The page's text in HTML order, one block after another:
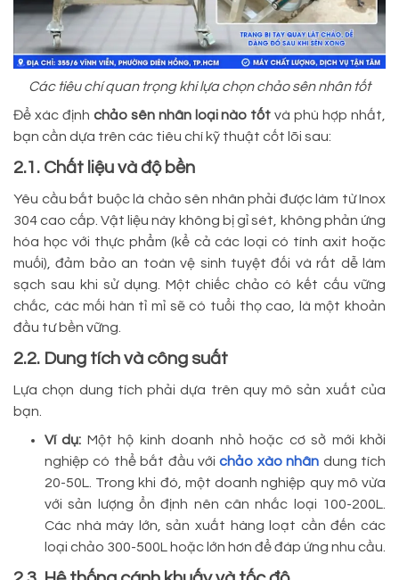
Các tiêu chí quan trọng khi lựa chọn chảo sên nhân tốt
Để xác định chảo sên nhân loại nào tốt và phù hợp nhất,
bạn cần dựa trên các tiêu chí kỹ thuật cốt lõi sau:
2.1. Chất liệu và độ bền
Yêu cầu bắt buộc là chảo sên nhân phải được làm từ Inox
304 cao cấp. Vật liệu này không bị gỉ sét, không phản ứng
hóa học với thực phẩm (kể cả các loại có tính axit hoặc
muối), đảm bảo an toàn vệ sinh tuyệt đối và rất dễ làm
sạch sau khi sử dụng. Một chiếc chảo có kết cấu vững
chắc, các mối hàn tỉ mỉ sẽ có tuổi thọ cao, là một khoản
đầu tư bền vững.
2.2. Dung tích và công suất
Lựa chọn dung tích phải dựa trên quy mô sản xuất của
bạn.
Ví dụ: Một hộ kinh doanh nhỏ hoặc cơ sở mới khởi
nghiệp có thể bắt đầu vớichảo xào nhân dung tích
20-50L. Trong khi đó, một doanh nghiệp quy mô vừa
với sản lượng ổn định nên cân nhắc loại 100-200L.
Các nhà máy lớn, sản xuất hàng loạt cần đến các
loại chảo 300-500L hoặc lớn hơn để đáp ứng nhu cầu.